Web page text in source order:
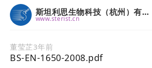
斯坦利思生物科技（杭州）有限公司
www.sterist.cn
董莹芷3年前
BS-EN-1650-2008.pdf